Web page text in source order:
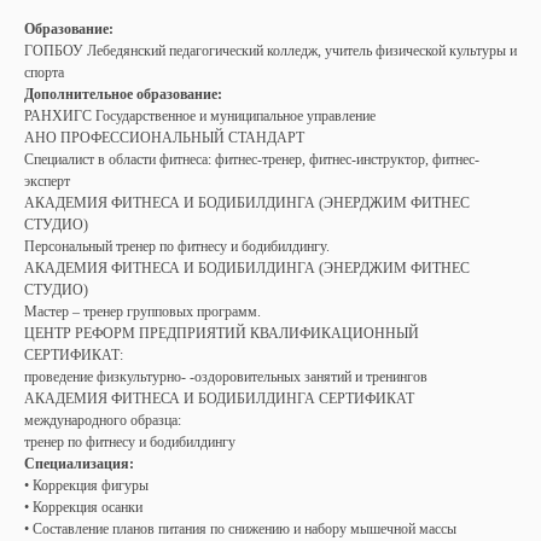
Образование:
ГОПБОУ Лебедянский педагогический колледж, учитель физической культуры и
спорта
Дополнительное образование:
РАНХИГС Государственное и муниципальное управление
АНО ПРОФЕССИОНАЛЬНЫЙ СТАНДАРТ
Специалист в области фитнеса: фитнес-тренер, фитнес-инструктор, фитнес-
эксперт
АКАДЕМИЯ ФИТНЕСА И БОДИБИЛДИНГА (ЭНЕРДЖИМ ФИТНЕС
СТУДИО)
Персональный тренер по фитнесу и бодибилдингу.
АКАДЕМИЯ ФИТНЕСА И БОДИБИЛДИНГА (ЭНЕРДЖИМ ФИТНЕС
СТУДИО)
Мастер – тренер групповых программ.
ЦЕНТР РЕФОРМ ПРЕДПРИЯТИЙ КВАЛИФИКАЦИОННЫЙ
СЕРТИФИКАТ:
проведение физкультурно- -оздоровительных занятий и тренингов
АКАДЕМИЯ ФИТНЕСА И БОДИБИЛДИНГА СЕРТИФИКАТ
международного образца:
тренер по фитнесу и бодибилдингу
Специализация:
• Коррекция фигуры
• Коррекция осанки
• Составление планов питания по снижению и набору мышечной массы